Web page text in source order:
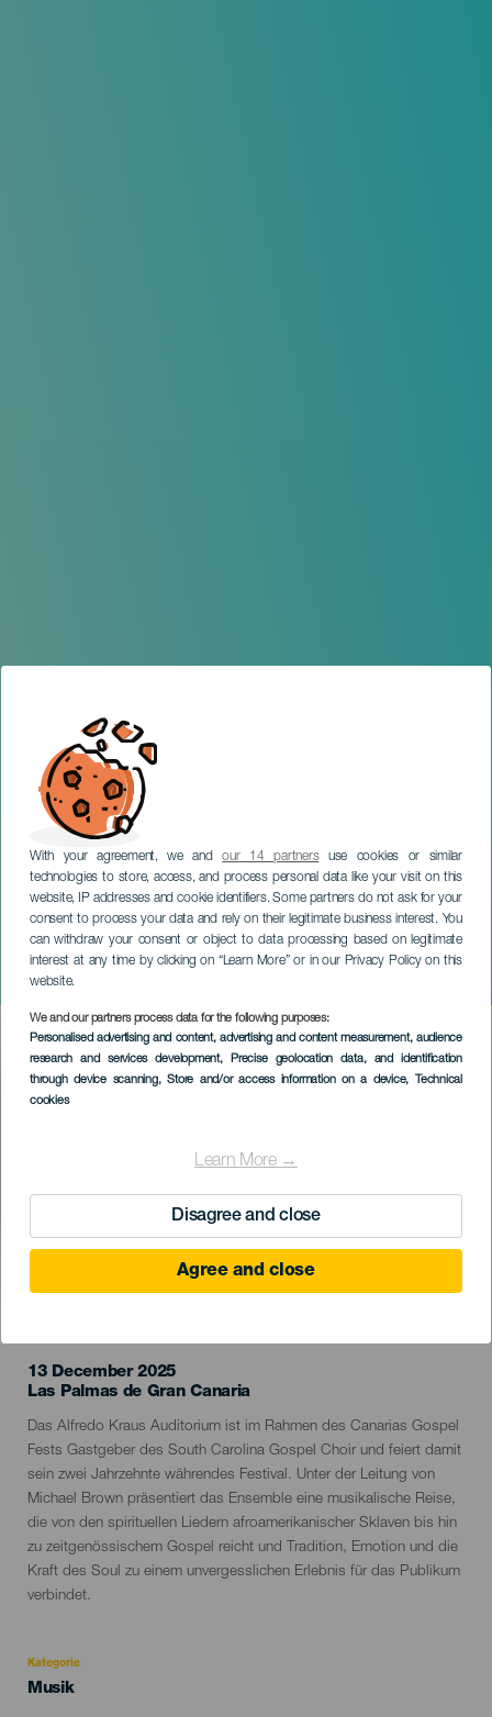
With your agreement, we andour 14 partnersuse cookies or similar
technologies to store, access, and process personal data like your visit on this
website, IP addresses and cookie identifiers. Some partners do not ask for your
consent to process your data and rely on their legitimate business interest. You
can withdraw your consent or object to data processing based on legitimate
interest at any time by clicking on “Learn More” or in our Privacy Policy on this
website.
We and our partners process data for the following purposes:
Personalised advertising and content, advertising and content measurement, audience
research and services development, Precise geolocation data, and identification
through device scanning, Store and/or access information on a device, Technical
cookies
Learn More →
Disagree and close
Agree and close
South Carolina Gospel
Choir
GRAN CANARIA
Imagen
Listado
13 December 2025
Localidad
Las Palmas de Gran Canaria
Descripción
del
evento
Das Alfredo Kraus Auditorium ist im Rahmen des Canarias Gospel
Fests Gastgeber des South Carolina Gospel Choir und feiert damit
sein zwei Jahrzehnte währendes Festival. Unter der Leitung von
Michael Brown präsentiert das Ensemble eine musikalische Reise,
die von den spirituellen Liedern afroamerikanischer Sklaven bis hin
zu zeitgenössischem Gospel reicht und Tradition, Emotion und die
Kraft des Soul zu einem unvergesslichen Erlebnis für das Publikum
verbindet.
Kategorie
Categoría
Musik